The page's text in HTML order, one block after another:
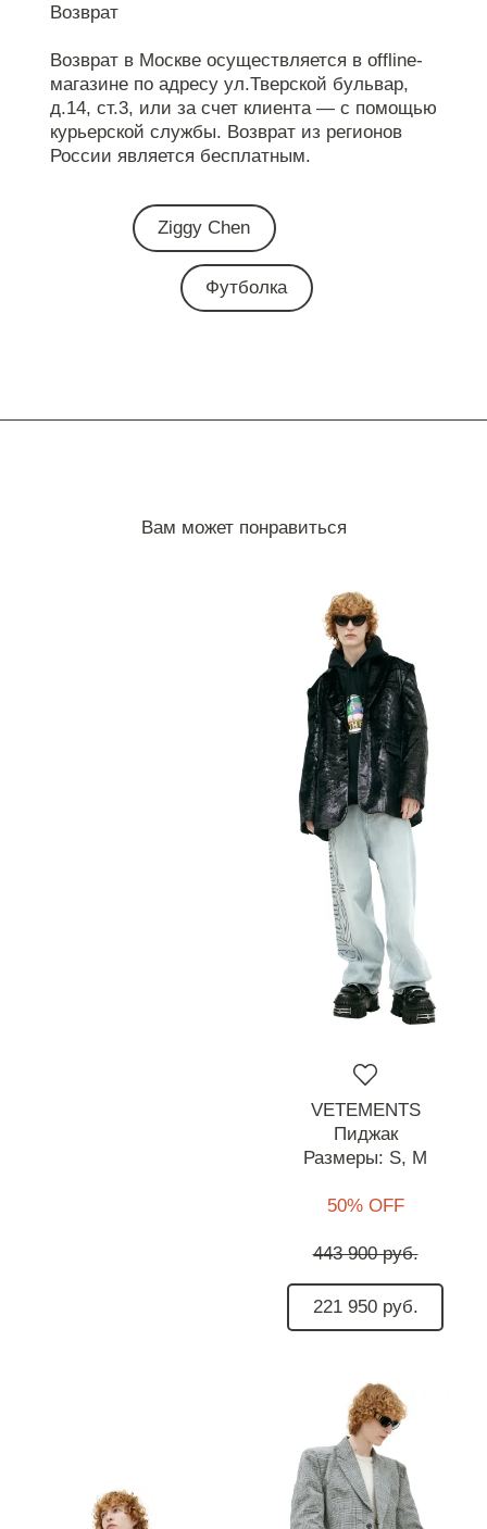
Возврат
Возврат в Москве осуществляется в offline-
магазине по адресу ул.Тверской бульвар,
д.14, ст.3, или за счет клиента — с помощью
курьерской службы. Возврат из регионов
России является бесплатным.
Ziggy Chen
Футболка
Вам может понравиться
VETEMENTS
Пиджак
Размеры: S, M
50% OFF
443 900 руб.
221 950 руб.